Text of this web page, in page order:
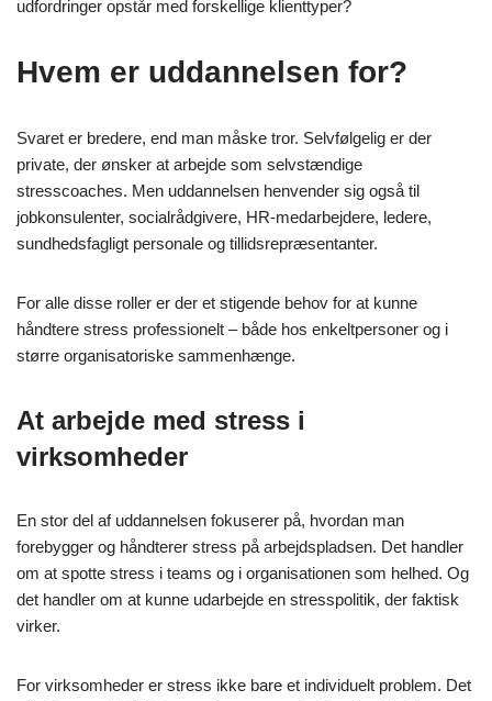
udfordringer opstår med forskellige klienttyper?
Hvem er uddannelsen for?
Svaret er bredere, end man måske tror. Selvfølgelig er der
private, der ønsker at arbejde som selvstændige
stresscoaches. Men uddannelsen henvender sig også til
jobkonsulenter, socialrådgivere, HR-medarbejdere, ledere,
sundhedsfagligt personale og tillidsrepræsentanter.
For alle disse roller er der et stigende behov for at kunne
håndtere stress professionelt – både hos enkeltpersoner og i
større organisatoriske sammenhænge.
At arbejde med stress i
virksomheder
En stor del af uddannelsen fokuserer på, hvordan man
forebygger og håndterer stress på arbejdspladsen. Det handler
om at spotte stress i teams og i organisationen som helhed. Og
det handler om at kunne udarbejde en stresspolitik, der faktisk
virker.
For virksomheder er stress ikke bare et individuelt problem. Det